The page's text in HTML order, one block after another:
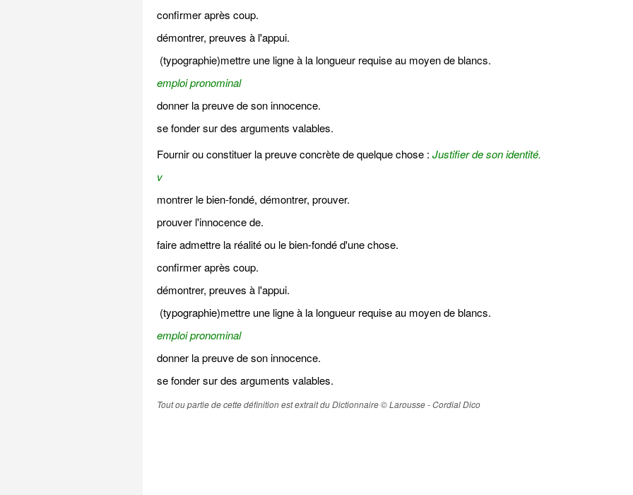
confirmer après coup.
démontrer, preuves à l'appui.
(typographie)mettre une ligne à la longueur requise au moyen de blancs.
emploi pronominal
donner la preuve de son innocence.
se fonder sur des arguments valables.
Fournir ou constituer la preuve concrète de quelque chose : Justifier de son identité.
v
montrer le bien-fondé, démontrer, prouver.
prouver l'innocence de.
faire admettre la réalité ou le bien-fondé d'une chose.
confirmer après coup.
démontrer, preuves à l'appui.
(typographie)mettre une ligne à la longueur requise au moyen de blancs.
emploi pronominal
donner la preuve de son innocence.
se fonder sur des arguments valables.
Tout ou partie de cette définition est extrait du Dictionnaire © Larousse - Cordial Dico